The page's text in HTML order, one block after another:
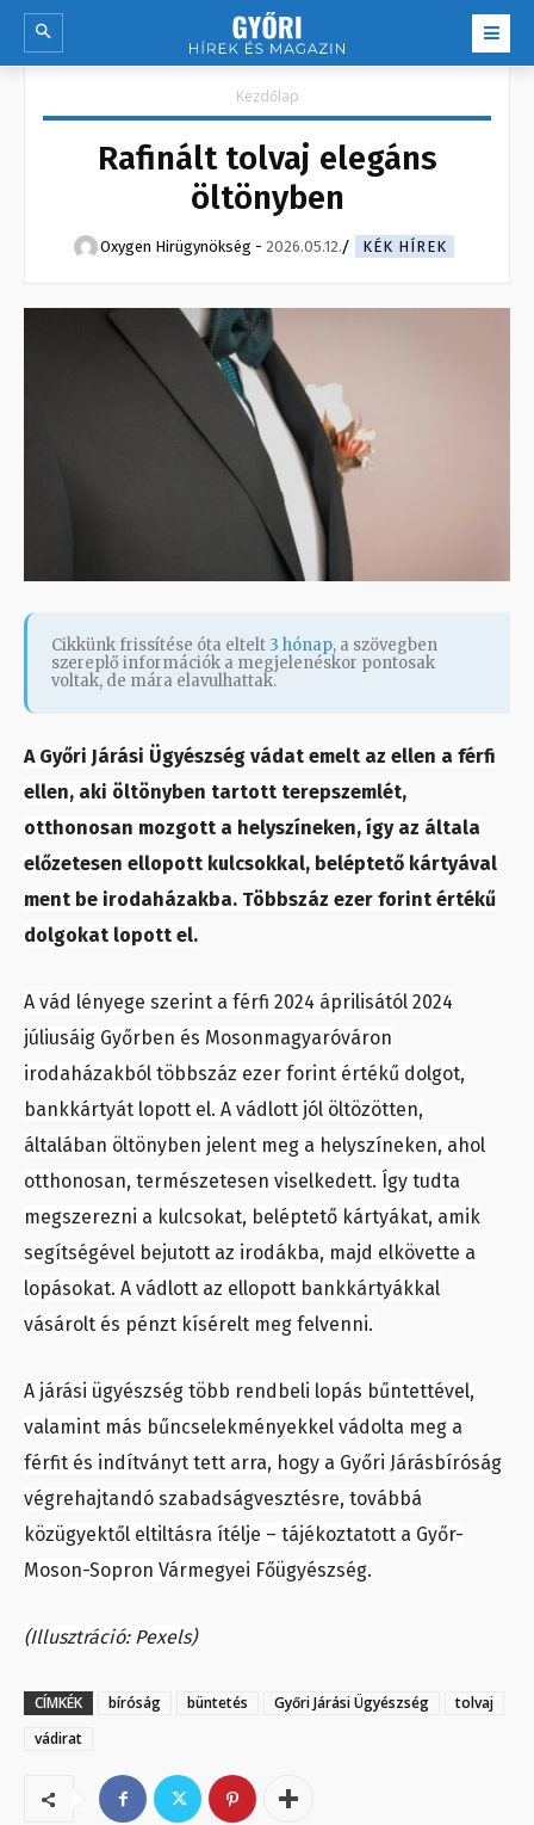
Kezdőlap
Rafinált tolvaj elegáns
öltönyben
Oxygen Hirügynökség - 2026.05.12. KÉK HÍREK
Cikkünk frissítése óta eltelt 3 hónap, a szövegben
szereplő információk a megjelenéskor pontosak
voltak, de mára elavulhattak.
A Győri Járási Ügyészség vádat emelt az ellen a férfi
ellen, aki öltönyben tartott terepszemlét,
otthonosan mozgott a helyszíneken, így az általa
előzetesen ellopott kulcsokkal, beléptető kártyával
ment be irodaházakba. Többszáz ezer forint értékű
dolgokat lopott el.
A vád lényege szerint a férfi 2024 áprilisától 2024
júliusáig Győrben és Mosonmagyaróváron
irodaházakból többszáz ezer forint értékű dolgot,
bankkártyát lopott el. A vádlott jól öltözötten,
általában öltönyben jelent meg a helyszíneken, ahol
otthonosan, természetesen viselkedett. Így tudta
megszerezni a kulcsokat, beléptető kártyákat, amik
segítségével bejutott az irodákba, majd elkövette a
lopásokat. A vádlott az ellopott bankkártyákkal
vásárolt és pénzt kísérelt meg felvenni.
A járási ügyészség több rendbeli lopás bűntettével,
valamint más bűncselekményekkel vádolta meg a
férfit és indítványt tett arra, hogy a Győri Járásbíróság
végrehajtandó szabadságvesztésre, továbbá
közügyektől eltiltásra ítélje – tájékoztatott a Győr-
Moson-Sopron Vármegyei Főügyészség.
(Illusztráció: Pexels)
CÍMKÉK bíróság büntetés Győri Járási Ügyészség
tolvaj
vádirat